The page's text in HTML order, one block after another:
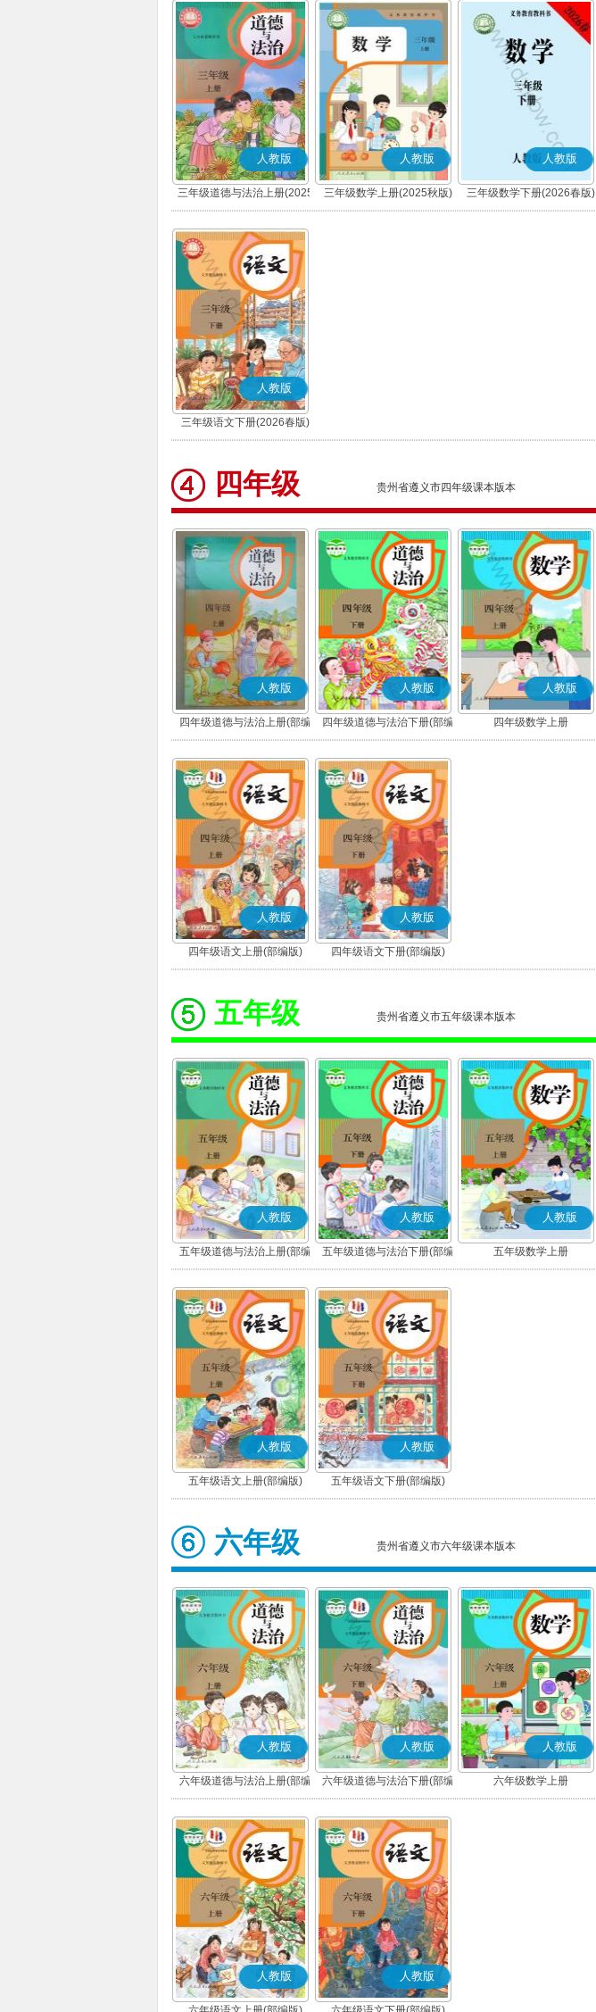
人教版
三年级道德与法治上册(2025
秋版)(部编版)
人教版
三年级数学上册(2025秋版)
人教版
三年级数学下册(2026春版)
人教版
三年级语文下册(2026春版)
(部编版)
四年级 贵州省遵义市四年级课本版本
人教版
四年级道德与法治上册(部编
版)
人教版
四年级道德与法治下册(部编
版)
人教版
四年级数学上册
人教版
四年级语文上册(部编版)
人教版
四年级语文下册(部编版)
五年级 贵州省遵义市五年级课本版本
人教版
五年级道德与法治上册(部编
版)
人教版
五年级道德与法治下册(部编
版)
人教版
五年级数学上册
人教版
五年级语文上册(部编版)
人教版
五年级语文下册(部编版)
六年级 贵州省遵义市六年级课本版本
人教版
六年级道德与法治上册(部编
版)
人教版
六年级道德与法治下册(部编
版)
人教版
六年级数学上册
人教版 人教版